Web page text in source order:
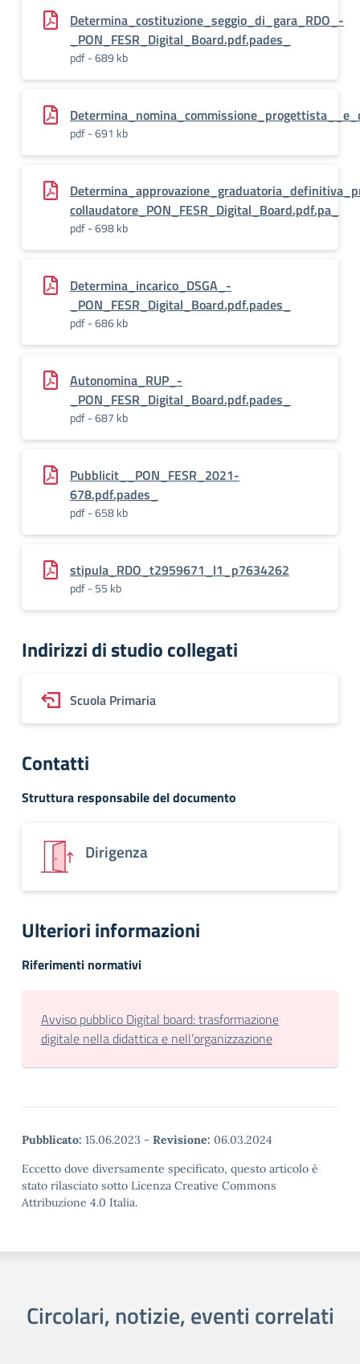
Determina_costituzione_seggio_di_gara_RDO_-
_PON_FESR_Digital_Board.pdf.pades_
pdf - 689 kb
pdf - 691 kb
collaudatore_PON_FESR_Digital_Board.pdf.pa_
pdf - 698 kb
Determina_incarico_DSGA_-
_PON_FESR_Digital_Board.pdf.pades_
pdf - 686 kb
Autonomina_RUP_-
_PON_FESR_Digital_Board.pdf.pades_
pdf - 687 kb
Pubblicit__PON_FESR_2021-
678.pdf.pades_
pdf - 658 kb
stipula_RDO_t2959671_l1_p7634262
pdf - 55 kb
Indirizzi di studio collegati
Scuola Primaria
Contatti
Struttura responsabile del documento
Dirigenza
Ulteriori informazioni
Riferimenti normativi
Avviso pubblico Digital board: trasformazione
digitale nella didattica e nell’organizzazione
Pubblicato: 15.06.2023 - Revisione: 06.03.2024
Eccetto dove diversamente specificato, questo articolo è
stato rilasciato sotto Licenza Creative Commons
Attribuzione 4.0 Italia.
Circolari, notizie, eventi correlati